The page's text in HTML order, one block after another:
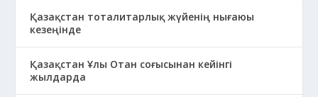
Қазақстан тоталитарлық жүйенің нығаюы
кезеңінде
Қазақстан Ұлы Отан соғысынан кейінгі
жылдарда